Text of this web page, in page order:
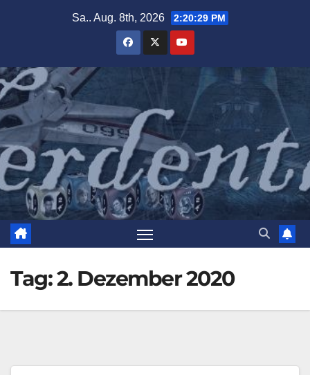
Sa.. Aug. 8th, 2026 2:20:30 PM
Tag:2. Dezember 2020